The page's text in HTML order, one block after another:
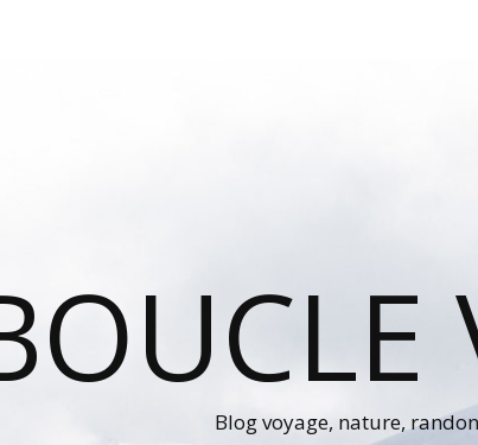
Blog voyage, nature,